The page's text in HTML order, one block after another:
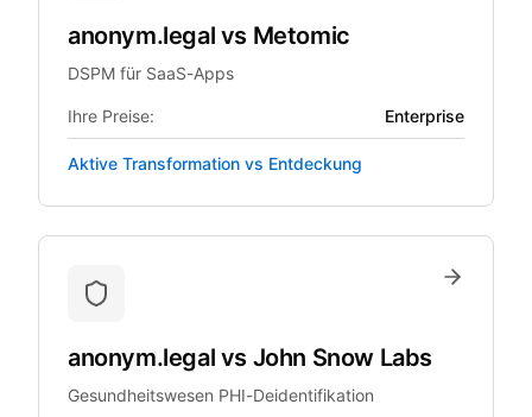
anonym.legal vs Metomic
DSPM für SaaS-Apps
Ihre Preise: Enterprise
Aktive Transformation vs Entdeckung
anonym.legal vs John Snow Labs
Gesundheitswesen PHI-Deidentifikation